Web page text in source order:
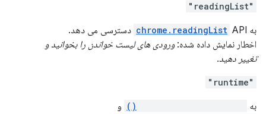
"readingList"
به chrome.readingList API دسترسی می دهد.
اخطار نمایش داده شده:ورودی های لیست خواندن را بخوانید و
تغییر دهید.
"runtime"
به و